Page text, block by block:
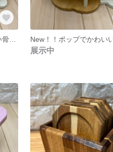
New！！ポップでかわいい骨付き肉風 食事台（エサ台） ステンレス製食器付き Sサイズ
展示中